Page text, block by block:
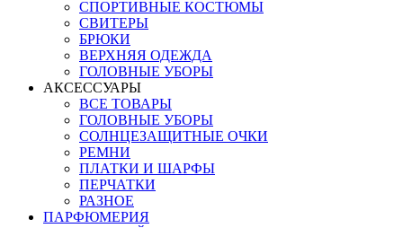
СПОРТИВНЫЕ КОСТЮМЫ
СВИТЕРЫ
БРЮКИ
ВЕРХНЯЯ ОДЕЖДА
ГОЛОВНЫЕ УБОРЫ
АКСЕССУАРЫ
ВСЕ ТОВАРЫ
ГОЛОВНЫЕ УБОРЫ
СОЛНЦЕЗАЩИТНЫЕ ОЧКИ
РЕМНИ
ПЛАТКИ И ШАРФЫ
ПЕРЧАТКИ
РАЗНОЕ
ПАРФЮМЕРИЯ